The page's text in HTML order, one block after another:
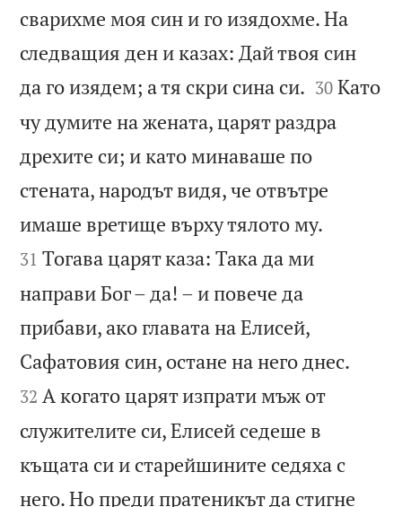
сварихме моя син и го изядохме. На
следващия ден и казах: Дай твоя син
да го изядем; а тя скри сина си. 

30 Като
чу думите на жената, царят раздра
дрехите си; и като минаваше по
стената, народът видя, че отвътре
имаше вретище върху тялото му.
31 Тогава царят каза: Така да ми
направи Бог – да! – и повече да
прибави, ако главата на Елисей,
Сафатовия син, остане на него днес.
32 А когато царят изпрати мъж от
служителите си, Елисей седеше в
къщата си и старейшините седяха с
него. Но преди пратеникът да стигне